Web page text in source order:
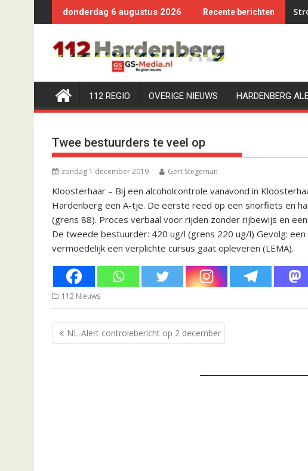
naar
inhoud
donderdag 6 augustus 2026 Recente berichten
112 REGIO OVERIGE NIEUWS HARDENBERG
Twee bestuurders te veel op
zondag 1 december 2019 Gert Stegeman
Kloosterhaar – Bij een alcoholcontrole vanavond in
Hardenberg een A-tje. De eerste reed op een snorfiets en
(grens 88). Proces verbaal voor rijden zonder rijbewijs en
De tweede bestuurder: 420 ug/l (grens 220 ug/l) Gevolg:
vermoedelijk een verplichte cursus gaat opleveren (LEMA).
112 Nieuws
Bericht
navigatie
NL-Alert controlebericht op 2 december